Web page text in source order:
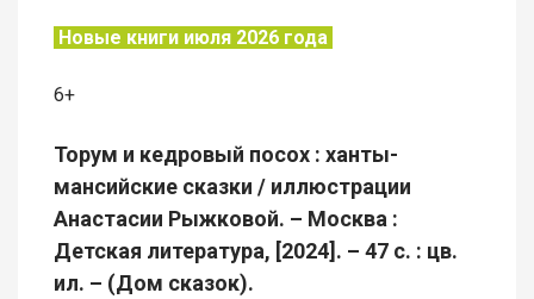
Новые книги июля 2026 года
6+
Торум и кедровый посох : ханты-
мансийские сказки / иллюстрации
Анастасии Рыжковой. – Москва :
Детская литература, [2024]. – 47 с. : цв.
ил. – (Дом сказок).